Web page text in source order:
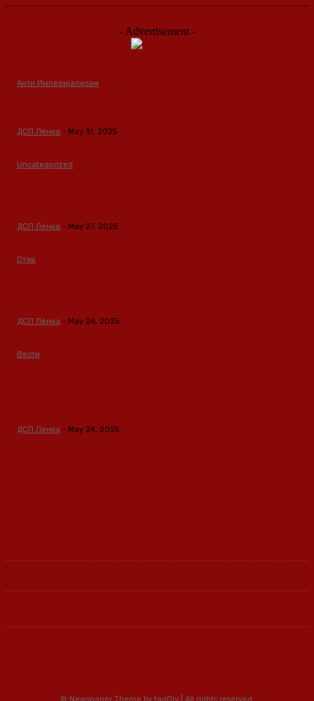
- Advertisement -
Анти Империјализам
ДСП Ленка - May 31, 2025
Uncategorized
ДСП Ленка - May 27, 2025
Став
ДСП Ленка - May 26, 2025
Вести
ДСП Ленка - May 24, 2025